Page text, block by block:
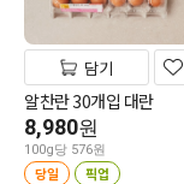
담기
알찬란 30개입 대란
8,980원
100g당 576원
당일 픽업